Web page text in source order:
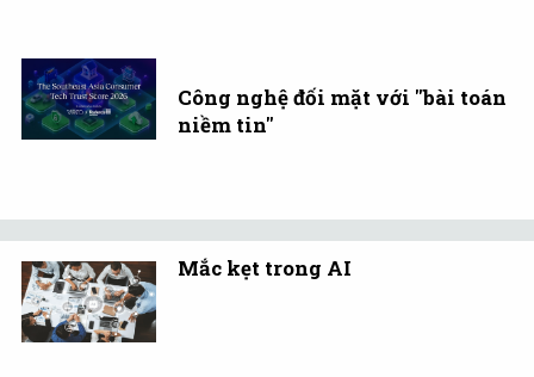
Công nghệ đối mặt với "bài toán
niềm tin"
Mắc kẹt trong AI